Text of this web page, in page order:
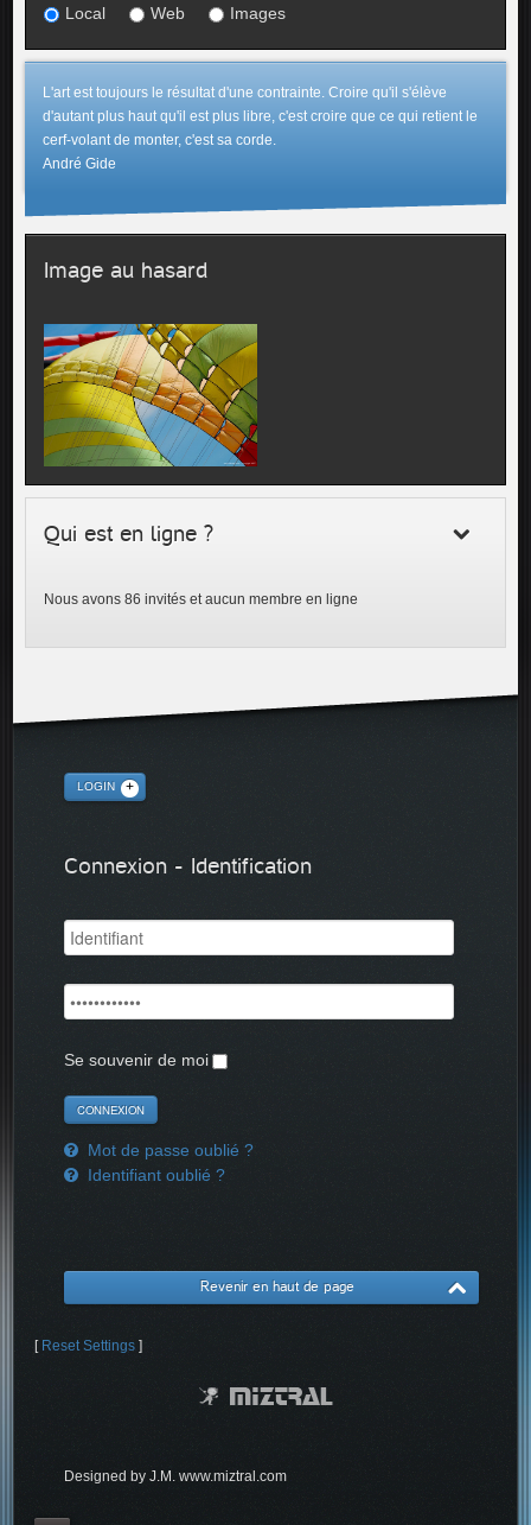
Local Web Images
L'art est toujours le résultat d'une contrainte. Croire qu'il s'élève
d'autant plus haut qu'il est plus libre, c'est croire que ce qui retient le
cerf-volant de monter, c'est sa corde.
André Gide
Image au hasard
Qui est en ligne ?
Nous avons 86 invités et aucun membre en ligne
LOGIN
Connexion - Identification
Se souvenir de moi
Mot de passe oublié ?
Identifiant oublié ?
Revenir en haut de page
[ Reset Settings ]
Designed by J.M. www.miztral.com